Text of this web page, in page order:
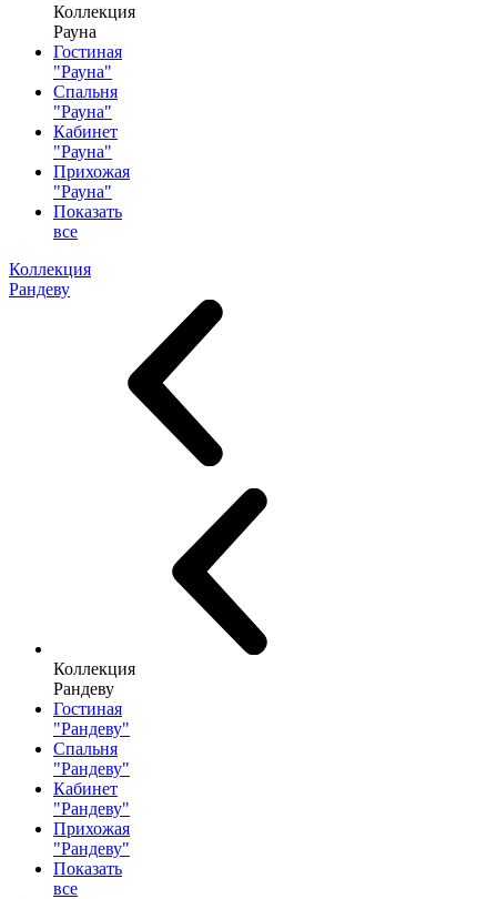
Коллекция
Рауна
Гостиная
"Рауна"
Спальня
"Рауна"
Кабинет
"Рауна"
Прихожая
"Рауна"
Показать
все
Коллекция
Рандеву
Коллекция
Рандеву
Гостиная
"Рандеву"
Спальня
"Рандеву"
Кабинет
"Рандеву"
Прихожая
"Рандеву"
Показать
все